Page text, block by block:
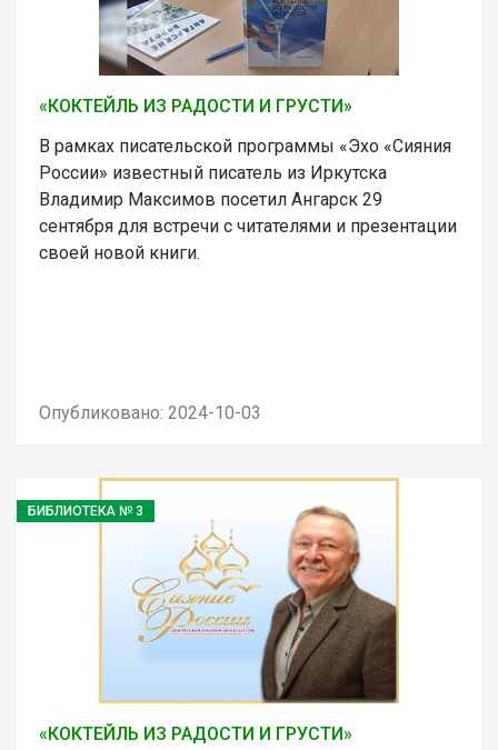
«КОКТЕЙЛЬ ИЗ РАДОСТИ И ГРУСТИ»
В рамках писательской программы «Эхо «Сияния
России» известный писатель из Иркутска
Владимир Максимов посетил Ангарск 29
сентября для встречи с читателями и презентации
своей новой книги.
Опубликовано: 2024-10-03
БИБЛИОТЕКА № 3
«КОКТЕЙЛЬ ИЗ РАДОСТИ И ГРУСТИ»